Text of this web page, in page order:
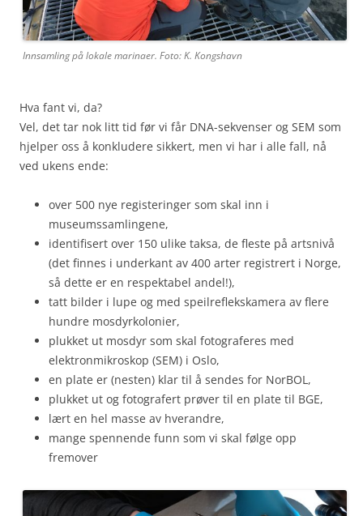
Innsamling på lokale marinaer. Foto: K. Kongshavn
Hva fant vi, da?
Vel, det tar nok litt tid før vi får DNA-sekvenser og SEM som
hjelper oss å konkludere sikkert, men vi har i alle fall, nå
ved ukens ende:
over 500 nye registeringer som skal inn i
museumssamlingene,
identifisert over 150 ulike taksa, de fleste på artsnivå
(det finnes i underkant av 400 arter registrert i Norge,
så dette er en respektabel andel!),
tatt bilder i lupe og med speilreflekskamera av flere
hundre mosdyrkolonier,
plukket ut mosdyr som skal fotograferes med
elektronmikroskop (SEM) i Oslo,
en plate er (nesten) klar til å sendes for NorBOL,
plukket ut og fotografert prøver til en plate til BGE,
lært en hel masse av hverandre,
mange spennende funn som vi skal følge opp
fremover